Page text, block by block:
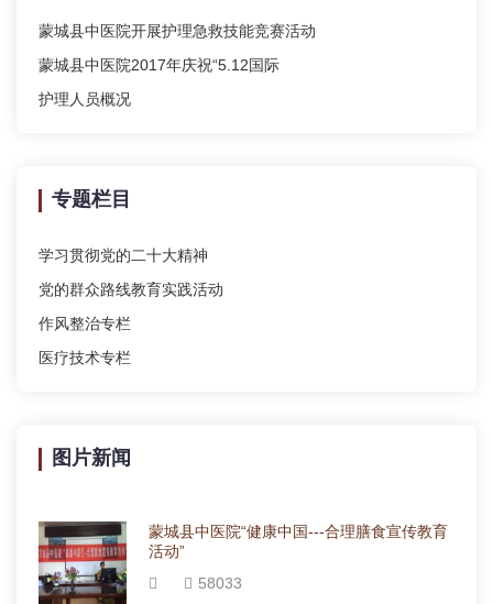
蒙城县中医院开展护理急救技能竞赛活动
蒙城县中医院2017年庆祝“5.12国际
护理人员概况
专题栏目
学习贯彻党的二十大精神
党的群众路线教育实践活动
作风整治专栏
医疗技术专栏
图片新闻
蒙城县中医院“健康中国---合理膳食宣传教育
活动”
58033